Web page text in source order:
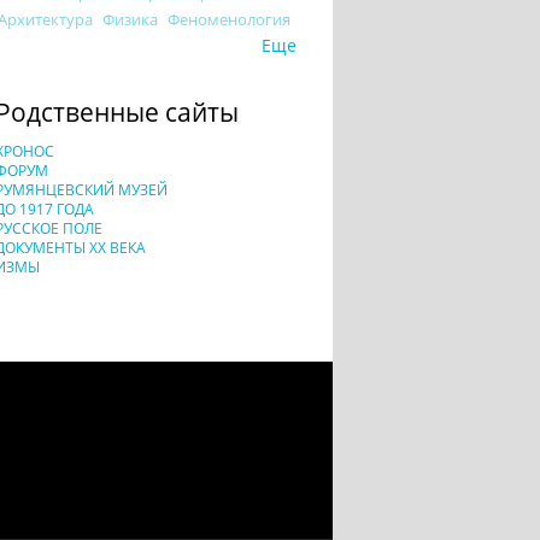
Физика Феноменология
Еще
сайты
МУЗЕЙ
1917 ГОДА
ПОЛЕ
XX ВЕКА